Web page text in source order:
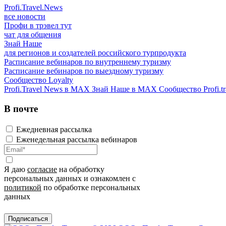
Profi.Travel.News
все новости
Профи в трэвел тут
чат для общения
Знай Наше
для регионов и создателей российского турпродукта
Расписание вебинаров по внутреннему туризму
Расписание вебинаров по выездному туризму
Сообщество Loyalty
Profi.Travel News в MAX Знай Наше в MAX Сообщество
В почте
Ежедневная рассылка
Еженедельная рассылка вебинаров
Я даю согласие на обработку
персональных данных и ознакомлен с
политикой по обработке персональных
данных
Подписаться